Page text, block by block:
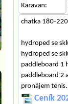
Karavan:
chatka 180-
hydroped se
hydroped se
paddleboard 1
paddleboard 2
pronájem
Ceník